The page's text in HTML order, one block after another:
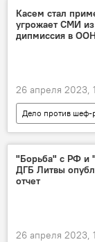
государственная
Касем стал
угрожает СМИ
дипмиссия в ООН
26 апреля 2023,
Марат Касем
Общество
"Борьба" с РФ и
ДГБ Литвы
отчет
26 апреля 2023,